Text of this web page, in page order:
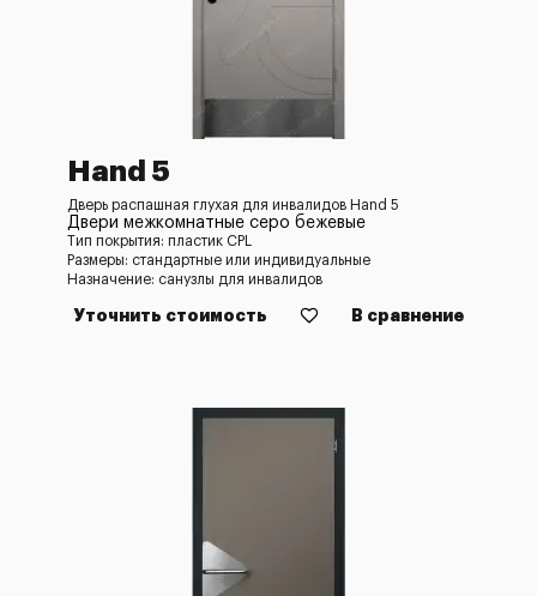
Hand 5
Дверь распашная глухая для инвалидов Hand 5
Двери межкомнатные серо бежевые
Тип покрытия: пластик CPL
Размеры: стандартные или индивидуальные
Назначение: санузлы для инвалидов
Уточнить стоимость В сравнение